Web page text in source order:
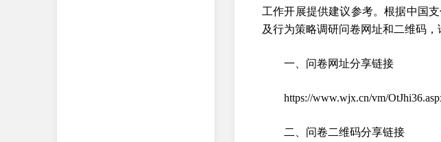
工作开展提供建议参考。根据中国
及行为策略调研问卷网址和二维码，
一、问卷网址分享链接
https://www.wjx.cn/vm/
二、问卷二维码分享链接